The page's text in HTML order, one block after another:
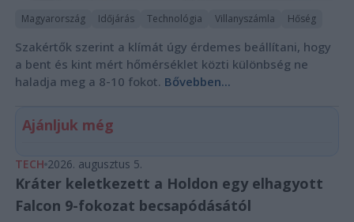
Magyarország Időjárás Technológia Villanyszámla Hőség
Szakértők szerint a klímát úgy érdemes beállítani, hogy
a bent és kint mért hőmérséklet közti különbség ne
haladja meg a 8-10 fokot. Bővebben...
Ajánljuk még
TECH 2026. augusztus 5.
Kráter keletkezett a Holdon egy elhagyott
Falcon 9-fokozat becsapódásától